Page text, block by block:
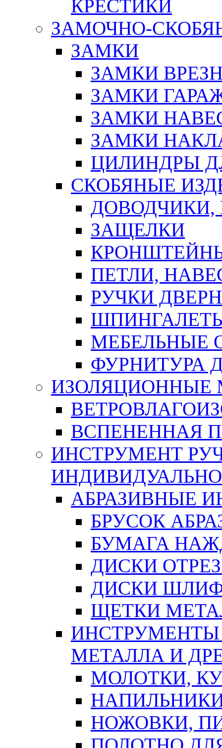
КРЕСТИКИ
ЗАМОЧНО-
ЗАМКИ
ЗАМКИ
ЗАМКИ
ЗАМКИ
ЗАМКИ
ЦИЛИНДРЫ
СКОБЯНЫЕ
ЗАЩЕЛКИ
ПЕТЛИ,
РУЧКИ
МЕБЕЛЬНЫЕ
ФУРНИТУРА
ИЗОЛЯЦИОННЫЕ
ВСПЕНЕННАЯ
ИНСТРУМЕНТ
АБРАЗИВНЫЕ
БРУСОК
БУМАГА
ДИСКИ
ДИСКИ
ЩЕТКИ
ИНСТРУМЕНТЫ
МЕТАЛЛА И
МОЛОТКИ,
НОЖОВКИ,